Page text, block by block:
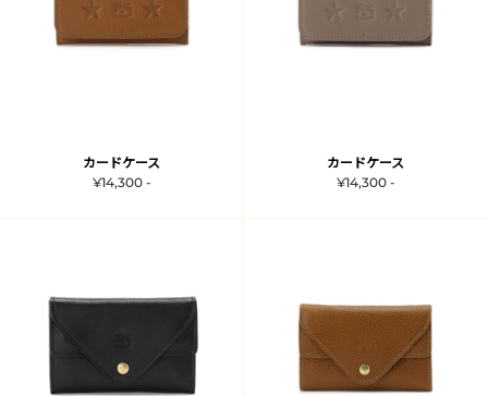
カードケース
¥14,300 -
カードケース
¥14,300 -